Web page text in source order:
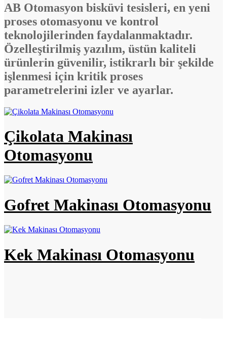
AB Otomasyon bisküvi tesisleri, en yeni
proses otomasyonu ve kontrol
teknolojilerinden faydalanmaktadır.
Özelleştirilmiş yazılım, üstün kaliteli
ürünlerin güvenilir, istikrarlı bir şekilde
işlenmesi için kritik proses
parametrelerini izler ve ayarlar.
Çikolata Makinası
Otomasyonu
Gofret Makinası Otomasyonu
Kek Makinası Otomasyonu